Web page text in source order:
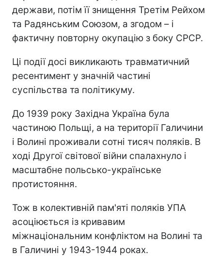
держави, потім її знищення Третім Рейхом
та Радянським Союзом, а згодом – і
фактичну повторну окупацію з боку СРСР.
Ці події досі викликають травматичний
ресентимент у значній частині
суспільства та політикуму.
До 1939 року Західна Україна була
частиною Польщі, а на території Галичини
і Волині проживали сотні тисяч поляків. В
ході Другої світової війни спалахнуло і
масштабне польсько-українське
протистояння.
Тож в колективній пам'яті поляків УПА
асоціюється із кривавим
міжнаціональним конфліктом на Волині та
в Галичині у 1943-1944 роках.